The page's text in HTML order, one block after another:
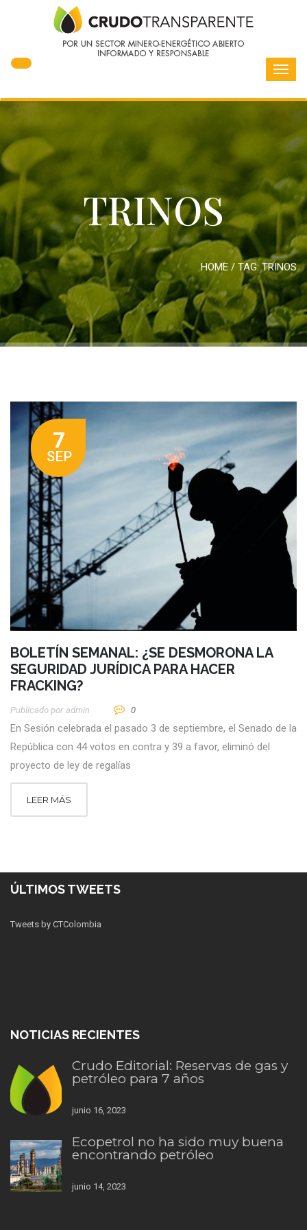
TRINOS
HOME / TAG:TRINOS
7
SEP
BOLETÍN SEMANAL: ¿SE DESMORONA LA
SEGURIDAD JURÍDICA PARA HACER
FRACKING?
Publicado por Admin 0
En Sesión celebrada el pasado 3 de septiembre, el Senado de la
República con 44 votos en contra y 39 a favor, eliminó del
proyecto de ley de regalías
LEER MÁS
ÚLTIMOS TWEETS
Tweets by CTColombia
NOTICIAS RECIENTES
Crudo Editorial: Reservas de gas y
petróleo para 7 años
junio 16, 2023
Ecopetrol no ha sido muy buena
encontrando petróleo
junio 14, 2023